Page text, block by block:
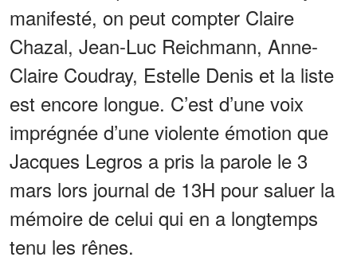
manifesté, on peut compter Claire
Chazal, Jean-Luc Reichmann, Anne-
Claire Coudray, Estelle Denis et la liste
est encore longue. C’est d’une voix
imprégnée d’une violente émotion que
Jacques Legros a pris la parole le 3
mars lors journal de 13H pour saluer la
mémoire de celui qui en a longtemps
tenu les rênes.